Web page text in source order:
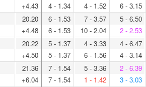
+4.43
4 - 1.34
4 - 1.52
6 - 3.15
20.20
+4.48
6 - 1.53
6 - 1.53
7 - 3.57
10 - 2.04
5 - 6.50
2 - 2.53
20.22
+4.50
5 - 1.37
5 - 1.37
4 - 3.33
6 - 1.56
4 - 6.47
4 - 3.14
21.36
+6.04
7 - 1.54
7 - 1.54
5 - 3.36
1 - 1.42
2 - 6.39
3 - 3.03